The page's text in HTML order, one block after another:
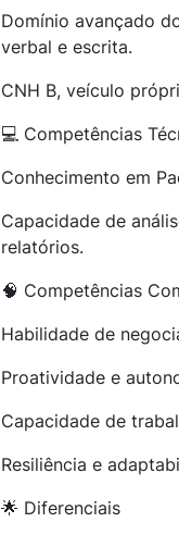
Domínio avançado
verbal e escrita.
CNH B, veículo
💻 Competências
Conhecimento em
Capacidade de
relatórios.
🧠 Competências
Habilidade de
Proatividade e
Capacidade de
Resiliência e
🌟 Diferenciais